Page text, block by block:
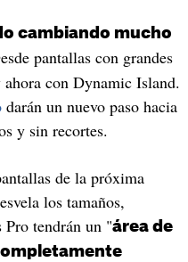
cambiando mucho
pantallas con grandes
con Dynamic Island.
darán un nuevo paso hacia
y sin recortes.
de la próxima
los tamaños,
tendrán un "área de